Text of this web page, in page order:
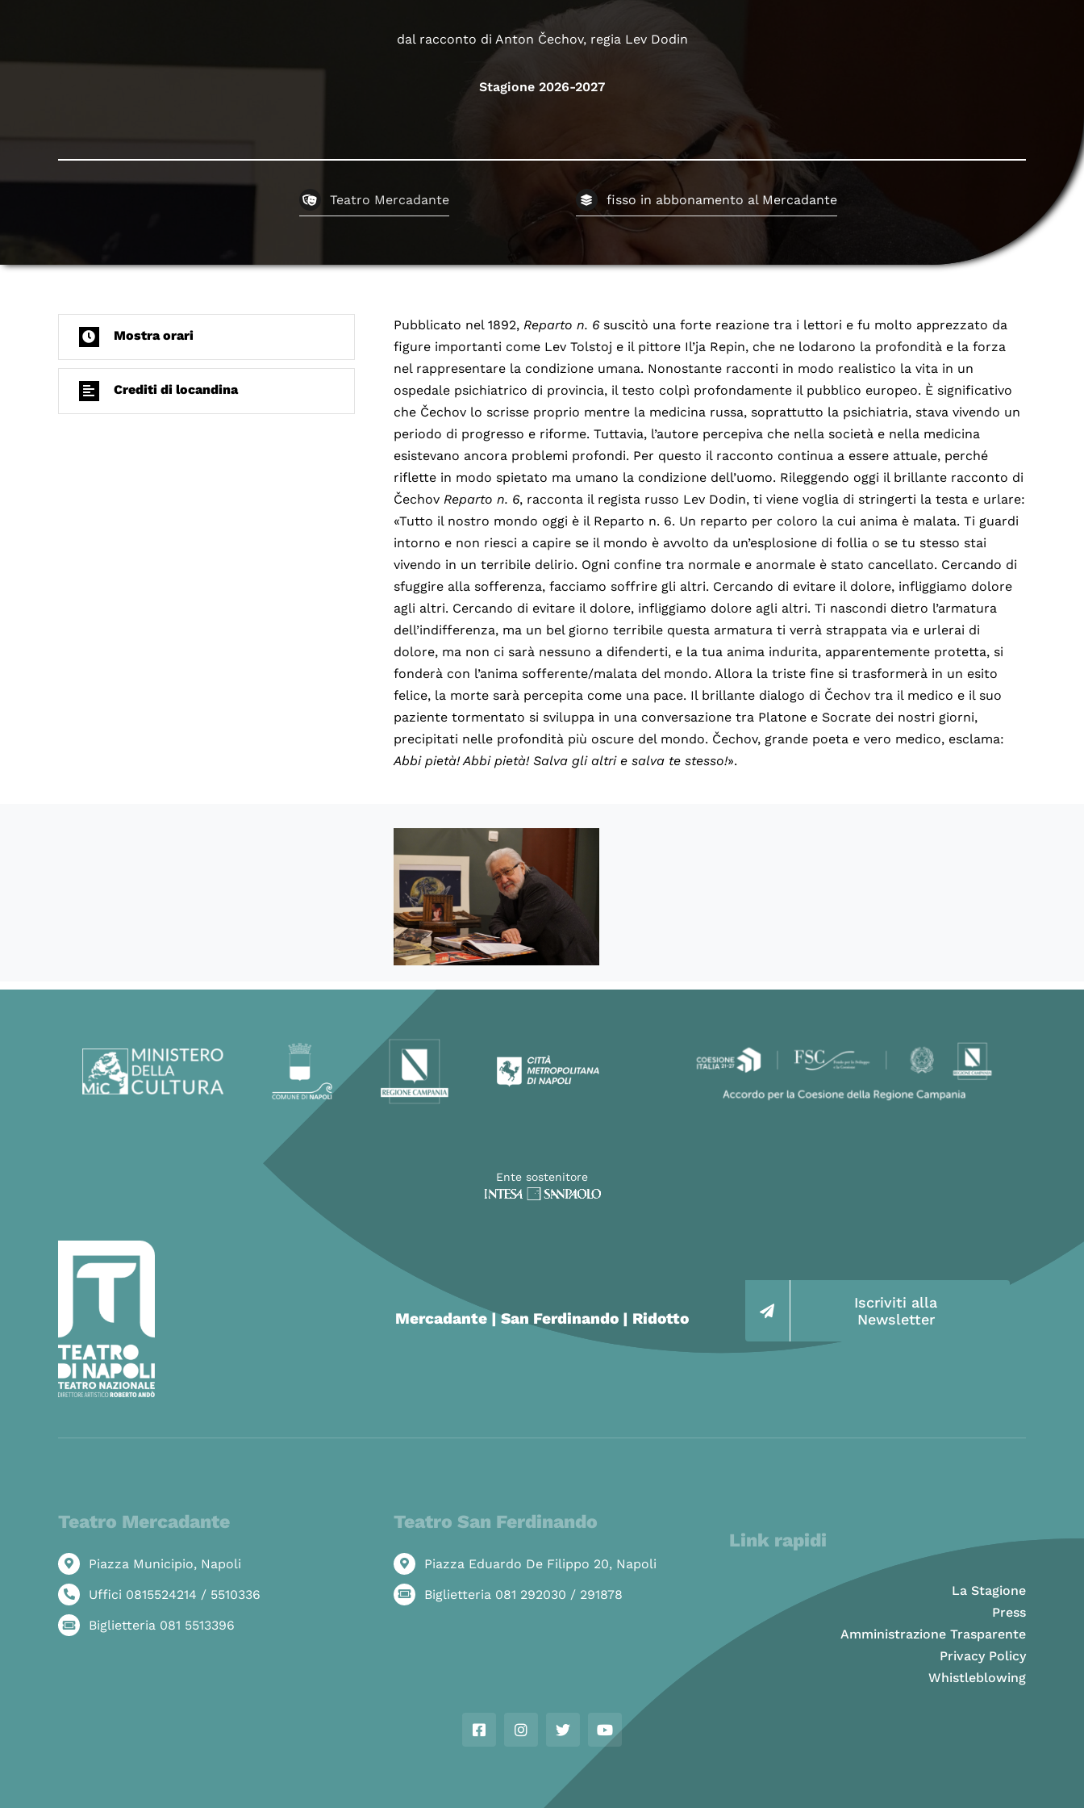
dal racconto di Anton Čechov, regia Lev Dodin
Stagione 2026-2027
Teatro Mercadante fisso in abbonamento al Mercadante
Mostra orari
Crediti di locandina
Pubblicato nel 1892, Reparto n. 6suscitò una forte reazione tra i lettori e fu molto apprezzato da
figure importanti come Lev Tolstoj e il pittore Il’ja Repin, che ne lodarono la profondità e la forza
nel rappresentare la condizione umana. Nonostante racconti in modo realistico la vita in un
ospedale psichiatrico di provincia, il testo colpì profondamente il pubblico europeo. È significativo
che Čechov lo scrisse proprio mentre la medicina russa, soprattutto la psichiatria, stava vivendo un
periodo di progresso e riforme. Tuttavia, l’autore percepiva che nella società e nella medicina
esistevano ancora problemi profondi. Per questo il racconto continua a essere attuale, perché
riflette in modo spietato ma umano la condizione dell’uomo. Rileggendo oggi il brillante racconto di
Čechov Reparto n. 6, racconta il regista russo Lev Dodin, ti viene voglia di stringerti la testa e urlare:
«Tutto il nostro mondo oggi è il Reparto n. 6. Un reparto per coloro la cui anima è malata. Ti guardi
intorno e non riesci a capire se il mondo è avvolto da un’esplosione di follia o se tu stesso stai
vivendo in un terribile delirio. Ogni confine tra normale e anormale è stato cancellato. Cercando di
sfuggire alla sofferenza, facciamo soffrire gli altri. Cercando di evitare il dolore, infliggiamo dolore
agli altri. Cercando di evitare il dolore, infliggiamo dolore agli altri. Ti nascondi dietro l’armatura
dell’indifferenza, ma un bel giorno terribile questa armatura ti verrà strappata via e urlerai di
dolore, ma non ci sarà nessuno a difenderti, e la tua anima indurita, apparentemente protetta, si
fonderà con l’anima sofferente/malata del mondo. Allora la triste fine si trasformerà in un esito
felice, la morte sarà percepita come una pace. Il brillante dialogo di Čechov tra il medico e il suo
paziente tormentato si sviluppa in una conversazione tra Platone e Socrate dei nostri giorni,
precipitati nelle profondità più oscure del mondo. Čechov, grande poeta e vero medico, esclama:
Abbi pietà! Abbi pietà! Salva gli altri e salva te stesso!».
Ente sostenitore
Mercadante | San Ferdinando | Ridotto
Iscriviti alla
Newsletter
Teatro Mercadante
Piazza Municipio, Napoli
Uffici 0815524214 / 5510336
Biglietteria 081 5513396
Teatro San Ferdinando
Piazza Eduardo De Filippo 20, Napoli
Biglietteria 081 292030 / 291878
Link rapidi
La Stagione
Press
Amministrazione Trasparente
Privacy Policy
Whistleblowing